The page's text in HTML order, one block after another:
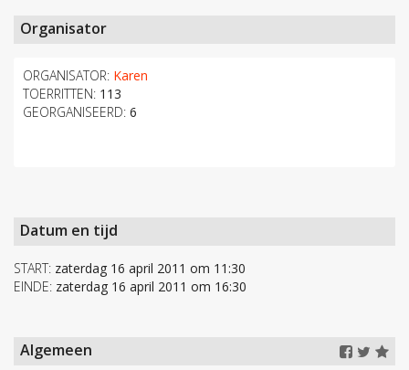
Organisator
ORGANISATOR: Karen
TOERRITTEN: 113
GEORGANISEERD: 6
Datum en tijd
START: zaterdag 16 april 2011 om 11:30
EINDE: zaterdag 16 april 2011 om 16:30
Algemeen